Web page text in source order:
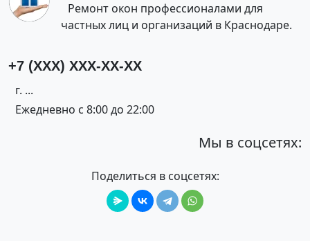
Ремонт окон профессионалами для
частных лиц и организаций в Краснодаре.
+7 (XXX) XXX-XX-XX
г. ...
Ежедневно с 8:00 до 22:00
Мы в соцсетях:
Поделиться в соцсетях: